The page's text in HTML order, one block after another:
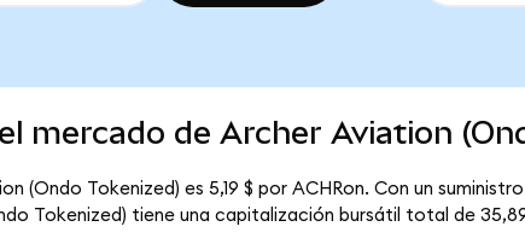
mercado de Archer Aviation
(Ondo Tokenized) es 5,19 $ por ACHRon. Con un
Tokenized) tiene una capitalización bursátil total de